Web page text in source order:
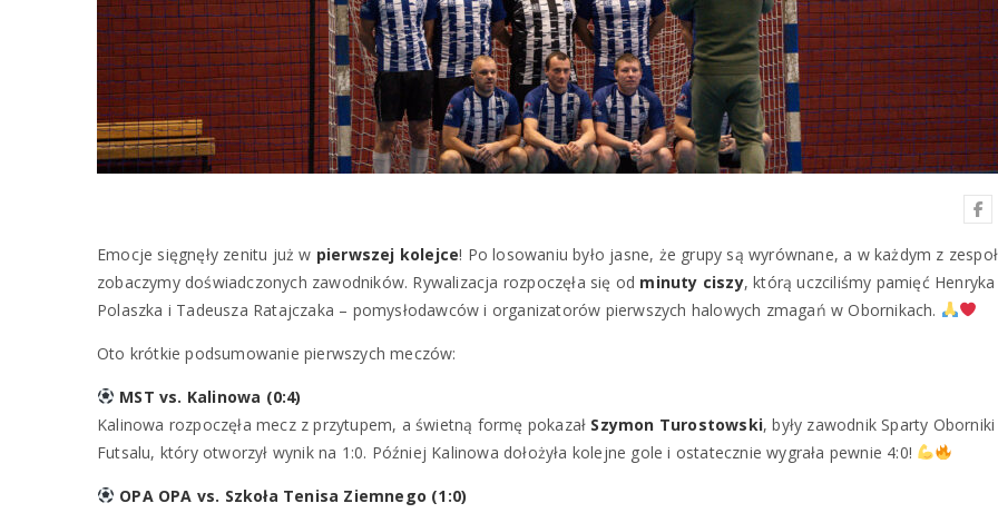
Emocje sięgnęły zenitu już w pierwszej kolejce! Po losowaniu było jasne, że grupy są wyrównane, a w każdym z
zobaczymy doświadczonych zawodników. Rywalizacja rozpoczęła się od minuty ciszy, którą uczciliśmy pamięć Henryka
Polaszka i Tadeusza Ratajczaka – pomysłodawców i organizatorów pierwszych halowych zmagań w Obornikach.
Oto krótkie podsumowanie pierwszych meczów:
MST vs. Kalinowa (0:4)
Kalinowa rozpoczęła mecz z przytupem, a świetną formę pokazał Szymon Turostowski, były zawodnik Sparty Oborniki
Futsalu, który otworzył wynik na 1:0. Później Kalinowa dołożyła kolejne gole i ostatecznie wygrała pewnie 4:0!
OPA OPA vs. Szkoła Tenisa Ziemnego (1:0)